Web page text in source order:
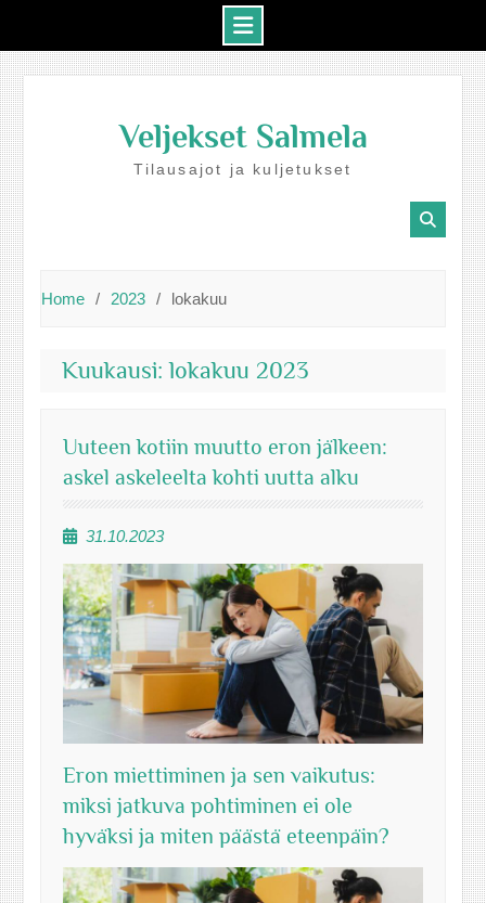
Veljekset Salmela
Tilausajot ja kuljetukset
Home 2023 lokakuu
Kuukausi:lokakuu 2023
Uuteen kotiin muutto eron jälkeen:
askel askeleelta kohti uutta alku
31.10.2023
Eron miettiminen ja sen vaikutus:
miksi jatkuva pohtiminen ei ole
hyväksi ja miten päästä eteenpäin?